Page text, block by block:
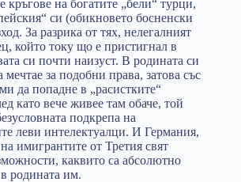
на богатите „бели“ турци,
си (обикновето босненски
За разрика от тях, нелегалният
който току що е пристигнал в
си почти наизуст. В родината си
за подобни права, затова със
да попадне в „расистките“
като вече живее там обаче, той
подкрепа на
леви интелектуалци. И Германия,
имигрантите от Третия свят
каквито са абсолютно
родината им.